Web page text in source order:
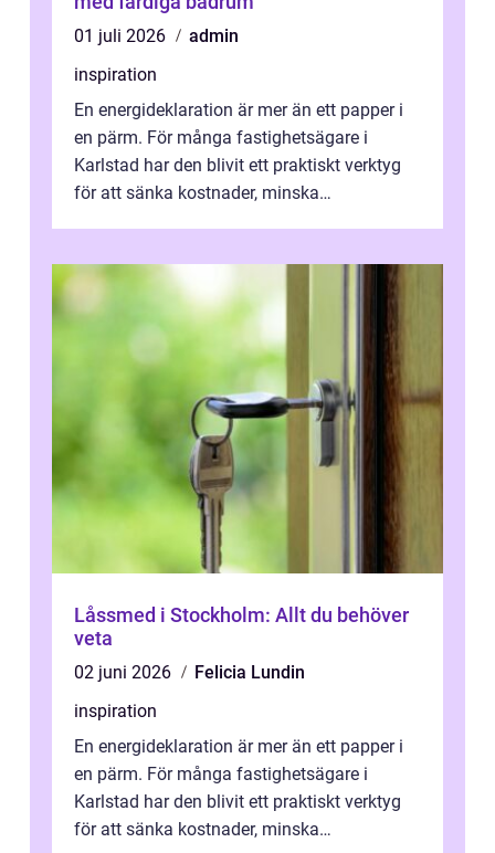
01 juli 2026
admin
inspiration
En energideklaration är mer än ett papper i
en pärm. För många fastighetsägare i
Karlstad har den blivit ett praktiskt verktyg
för att sänka kostnader, minska
Låssmed i Stockholm: Allt du behöver
veta
02 juni 2026
Felicia Lundin
inspiration
En energideklaration är mer än ett papper i
en pärm. För många fastighetsägare i
Karlstad har den blivit ett praktiskt verktyg
för att sänka kostnader, minska